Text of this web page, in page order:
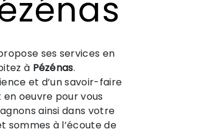
ses services en
à Pézénas.
et d’un savoir-faire
oeuvre pour vous
ainsi dans votre
sommes à l’écoute de